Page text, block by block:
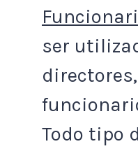
ser
Todo tipo